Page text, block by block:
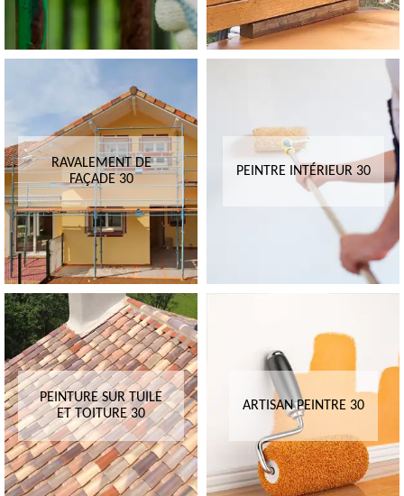
RAVALEMENT DE
FAÇADE 30
PEINTRE INTÉRIEUR 30
PEINTURE SUR TUILE
ET TOITURE 30
ARTISAN PEINTRE 30